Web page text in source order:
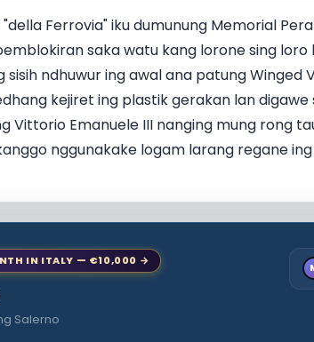
Ferrovia" iku dumunung Memorial
saka watu kang lorone sing
ndhuwur ing awal ana patung Winged
kejiret ing plastik gerakan lan
Vittorio Emanuele III nanging mung rong
nggunakake logam larang regane
IN ITALY — €10,000 →
Salerno